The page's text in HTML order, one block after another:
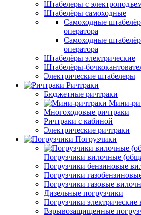
Штабелеры с
Штабелёры самоходные
Самоходные
оператора
Самоходные
оператора
Штабелёры электрические
Штабелёры-
Электрические штабелеры
Ричтраки
Бюджетные ричтраки
Мини-
Многоходовые ричтраки
Ричтраки с кабиной
Электрические ричтраки
Погрузчики
Погрузчики вилочные
Погрузчики бензиновые
Погрузчики
Погрузчики газовые
Дизельные погрузчики
Погрузчики
Взрывозащищенные